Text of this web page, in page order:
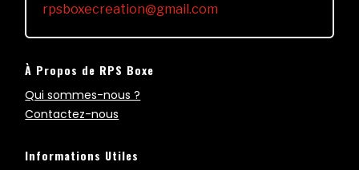
rpsboxecreation@gmail.com
À Propos de RPS Boxe
Qui sommes-nous ?
Contactez-nous
Informations Utiles